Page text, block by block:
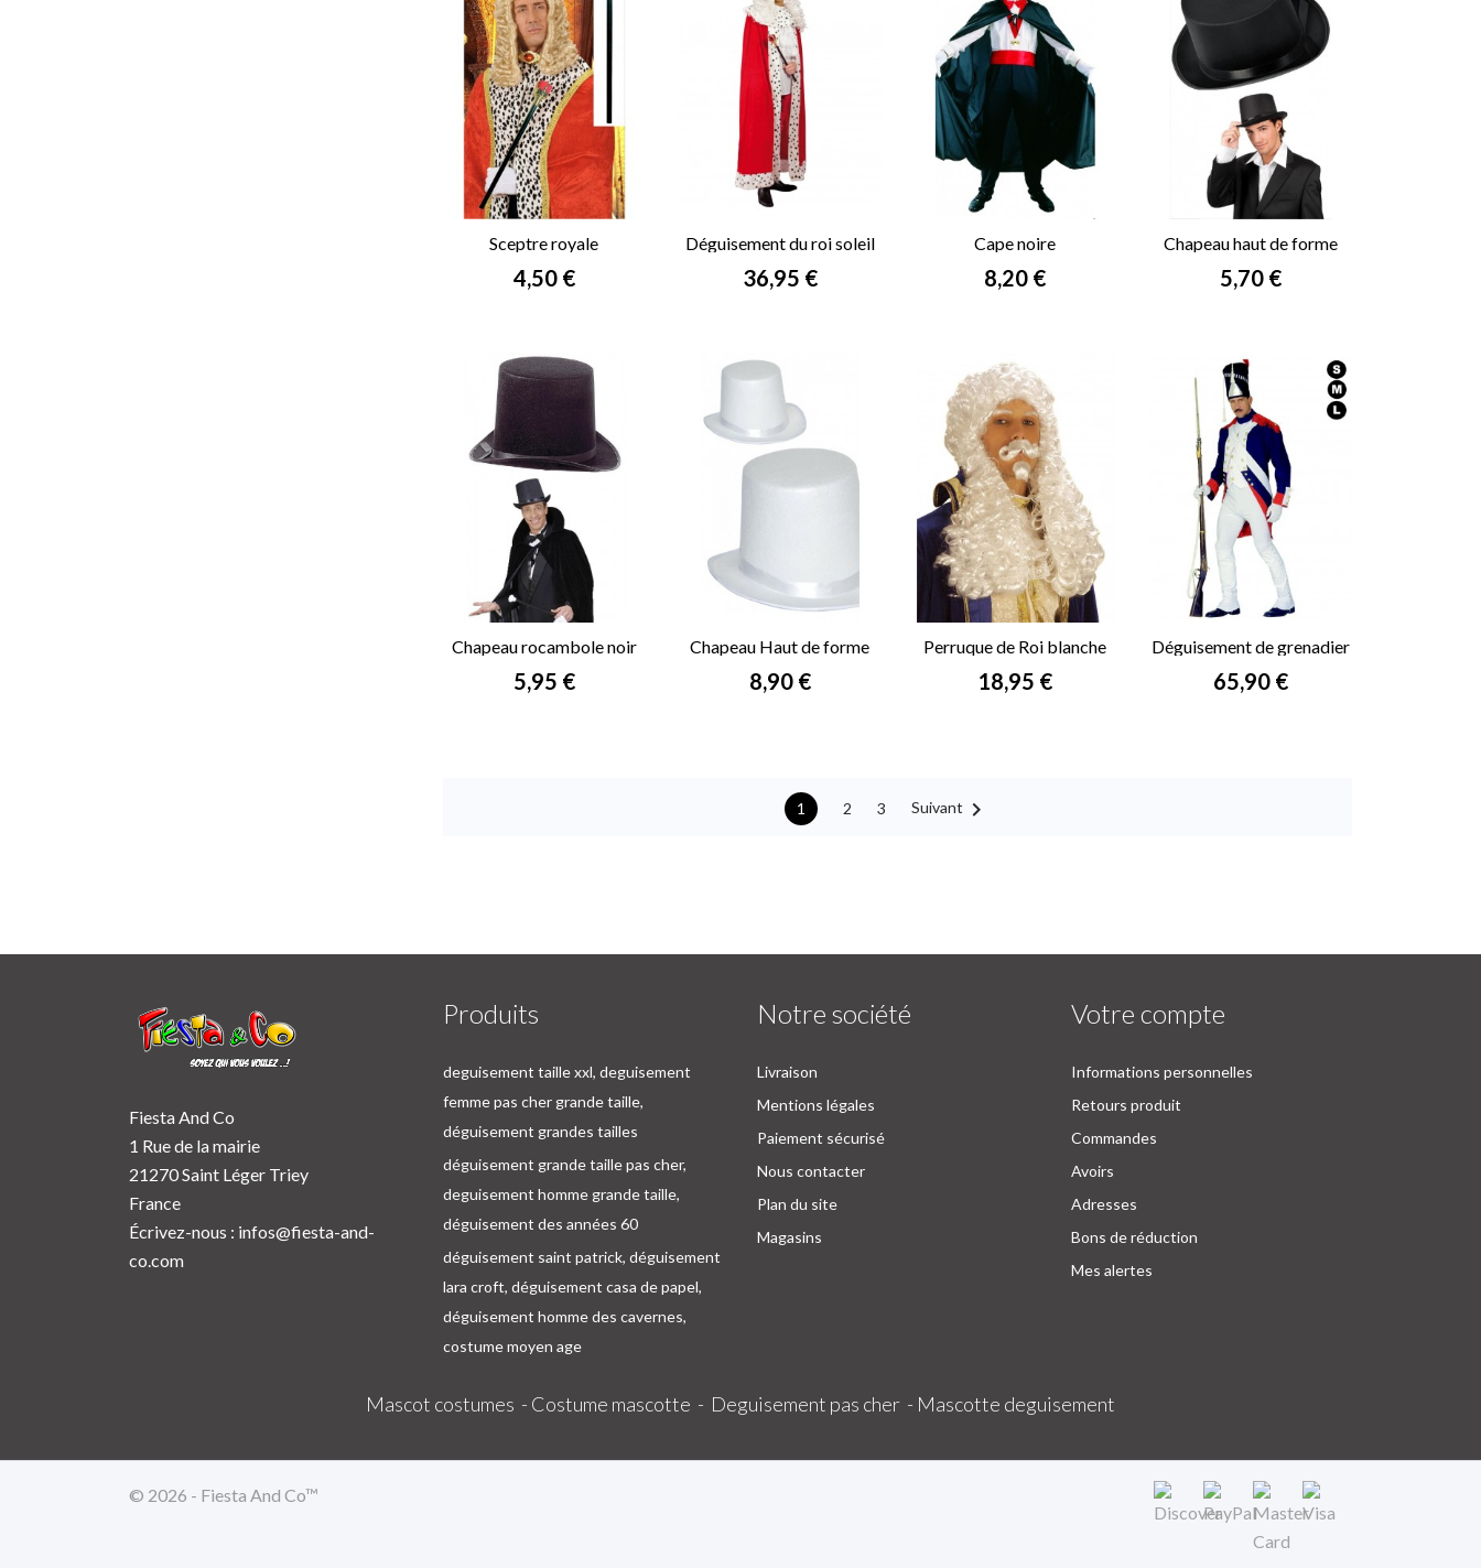
Sceptre royale
Prix
4,50 €
Déguisement du roi soleil
Prix
36,95 €
Cape noire
Prix
8,20 €
Chapeau haut de forme
noir
Prix
5,70 €
Chapeau rocambole noir
Prix
5,95 €
Chapeau Haut de forme
blanc
Prix
8,90 €
Perruque de Roi blanche
Prix
18,95 €
Déguisement de grenadier
Prix
65,90 €
1 2 3 Suivant 
Fiesta And Co
1 Rue de la mairie
21270 Saint Léger Triey
France
Écrivez-nous : infos@fiesta-and-
co.com
Produits
deguisement taille xxl, deguisement
femme pas cher grande taille,
déguisement grandes tailles
déguisement grande taille pas cher,
deguisement homme grande taille,
déguisement des années 60
déguisement saint patrick, déguisement
lara croft, déguisement casa de papel,
déguisement homme des cavernes,
costume moyen age
Notre société
Livraison
Mentions légales
Paiement sécurisé
Nous contacter
Plan du site
Magasins
Votre compte
Informations personnelles
Retours produit
Commandes
Avoirs
Adresses
Bons de réduction
Mes alertes
Mascot costumes - Costume mascotte - Deguisement pas cher - Mascotte deguisement
© 2026 - Fiesta And Co™